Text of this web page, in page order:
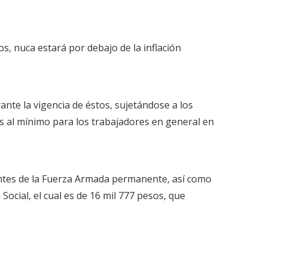
nuca estará por debajo de la inflación
la vigencia de éstos, sujetándose a los
al mínimo para los trabajadores en general en
de la Fuerza Armada permanente, así como
el cual es de 16 mil 777 pesos, que